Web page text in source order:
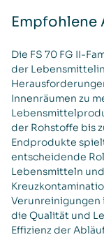
Empfohlene
Die FS 70 FG II-
der
Innenräumen zu
der Rohstoffe bis
Endprodukte
entscheidende
Lebensmitteln
Verunreinigungen
die Qualität und
Effizienz der